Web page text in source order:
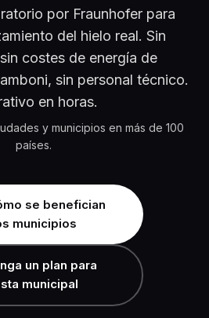
por Fraunhofer para
del hielo real. Sin
costes de energía de
sin personal técnico.
en horas.
y municipios en más de 100
países.
se benefician
municipios
un plan para
municipal